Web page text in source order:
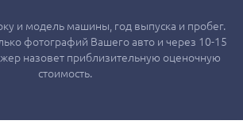
и модель машины, год выпуска и пробег.
фотографий Вашего авто и через 10-15
назовет приблизительную оценочную
стоимость.